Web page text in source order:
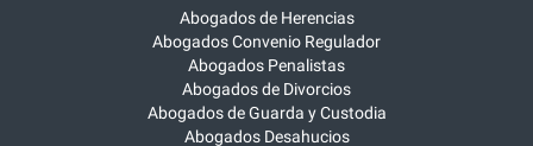
Abogados de Herencias
Abogados Convenio Regulador
Abogados Penalistas
Abogados de Divorcios
Abogados de Guarda y Custodia
Abogados Desahucios